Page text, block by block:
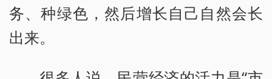
务、种绿色，然后增长自己自然会长
出来。